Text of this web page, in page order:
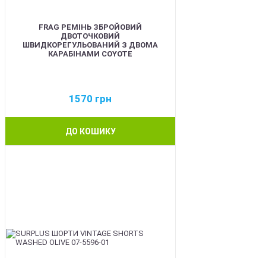
FRAG РЕМІНЬ ЗБРОЙОВИЙ
ДВОТОЧКОВИЙ
ШВИДКОРЕГУЛЬОВАНИЙ З ДВОМА
КАРАБІНАМИ COYOTE
1570 грн
ДО КОШИКУ